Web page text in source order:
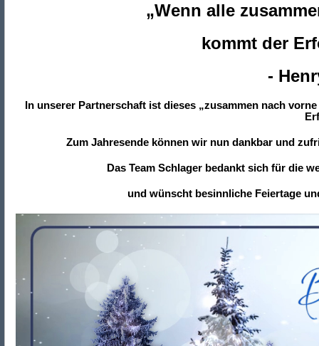
„Wenn alle
kommt der
-
In unserer Partnerschaft ist dieses „zusammen nach
Zum Jahresende können wir nun dankbar und
Das Team Schlager bedankt sich für die
und wünscht besinnliche Feiertage